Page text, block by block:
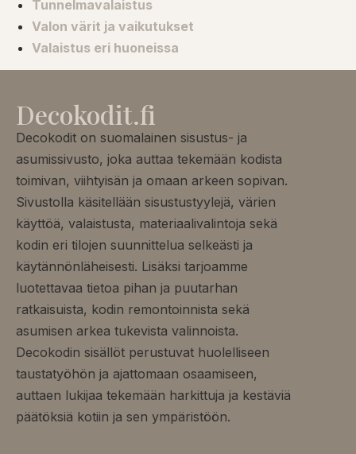
Tunnelmavalaistus
Valon värit ja vaikutukset
Valaistus eri huoneissa
Decokodit.fi
Decokodit on suomalainen sisustus- ja
asumissivusto, joka auttaa tekemään kodista
toimivan, viihtyisän ja omaan arkeen sopivan.
Sivustolla käsitellään sisustustyylejä, värien
käyttöä, valaistusta, materiaalivalintoja sekä
kodin eri tilojen suunnittelua selkeästi ja
käytännönläheisesti. Lisäksi tarjoamme
luotettavaa tietoa pihan ja puutarhan
ratkaisuista, kodin remontoinnista sekä
asumisen arkea tukevista valinnoista.
Decokodin sisällöt perustuvat huolelliseen
taustatyöhön ja ajattomaan osaamiseen,
auttaen lukijaa tekemään harkittuja ja kestäviä
päätöksiä kotiin ja sen ympäristöön.